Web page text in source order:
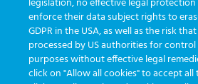
enforce their data subject rights to
GDPR in the USA, as well as the risk
processed by US authorities for
purposes without effective legal
click on "Allow all cookies" to accept